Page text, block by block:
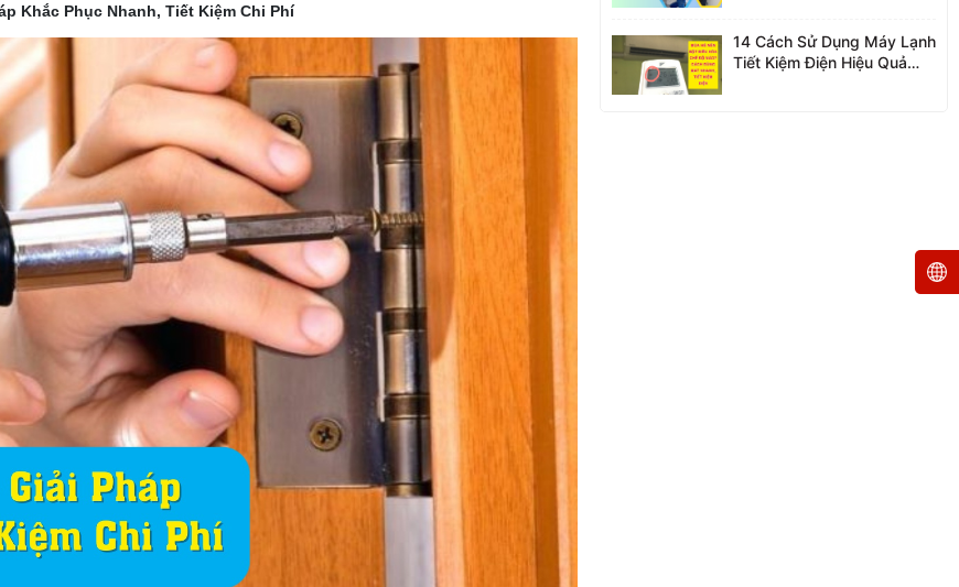
Khắc Phục Nhanh, Tiết Kiệm Chi Phí
14 Cách Sử Dụng Máy Lạnh
Tiết Kiệm Điện Hiệu Quả